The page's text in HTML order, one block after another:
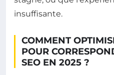
insuffisante.
COMMENT
POUR
SEO EN 2025 ?